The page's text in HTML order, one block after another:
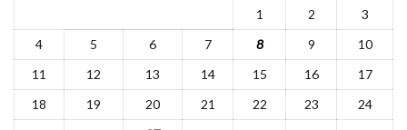
1 2
3
4
5 6 7 8 9
10
11
12 13 14 15 16
17
18
19 20 21 22 23
24